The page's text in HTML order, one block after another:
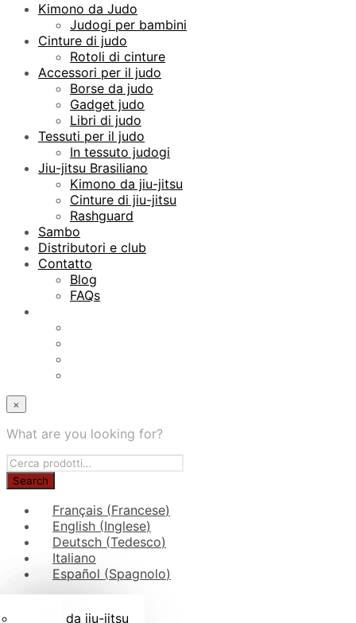
Judogi per bambini
Rotoli di cinture
Borse da judo
In tessuto judogi
Kimono da jiu-jitsu
Kimono da Judo
Judogi per bambini
Cinture di judo
Rotoli di cinture
Accessori per il judo
Borse da judo
Gadget judo
Libri di judo
Tessuti per il judo
In tessuto judogi
Jiu-jitsu Brasiliano
Kimono da jiu-jitsu
Cinture di jiu-jitsu
Rashguard
Sambo
Distributori e club
Contatto
Blog
FAQs
×
What are you looking for?
Français (Francese)
English (Inglese)
Deutsch (Tedesco)
Italiano
Español (Spagnolo)